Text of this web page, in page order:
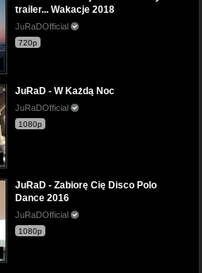
trailer... Wakacje 2018
JuRaDOfficial
720p
JuRaD - W Każdą Noc
JuRaDOfficial
1080p
JuRaD - Zabiorę Cię Disco Polo
Dance 2016
JuRaDOfficial
1080p